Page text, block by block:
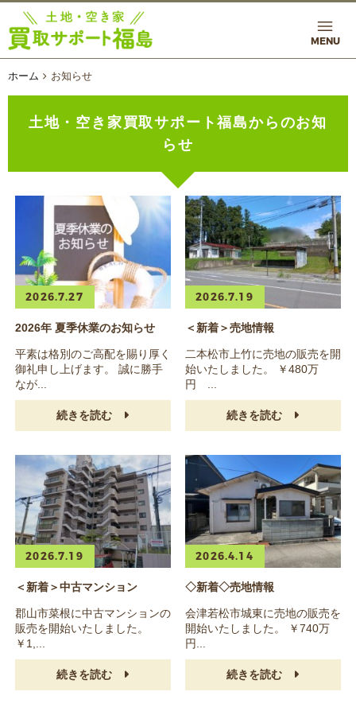
MENU
ホーム お知らせ
土地・空き家買取サポート福島からのお知
らせ
2026.7.27
2026年 夏季休業のお知らせ
平素は格別のご高配を賜り厚く
御礼申し上げます。 誠に勝手
なが...
続きを読む
2026.7.19
＜新着＞売地情報
二本松市上竹に売地の販売を開
始いたしました。 ￥480万
円 ...
続きを読む
2026.7.19
＜新着＞中古マンション
郡山市菜根に中古マンションの
販売を開始いたしました。
￥1,...
続きを読む
2026.4.14
◇新着◇売地情報
会津若松市城東に売地の販売を
開始いたしました。 ￥740万
円...
続きを読む